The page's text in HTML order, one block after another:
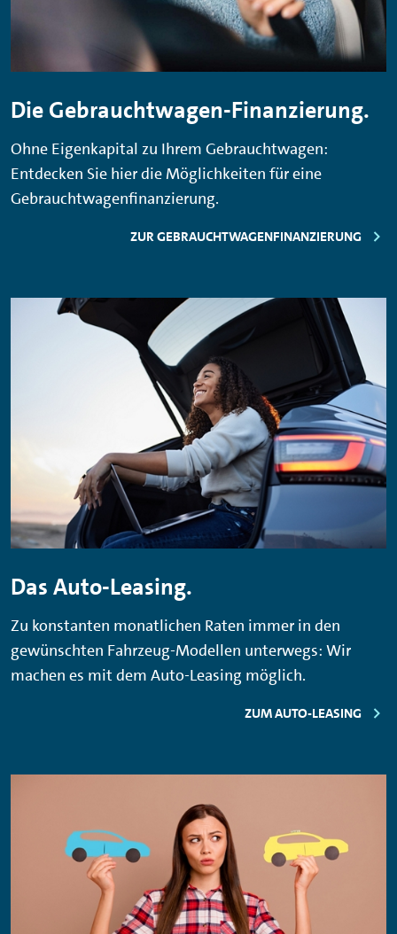
Die Gebrauchtwagen-Finanzierung.
Ohne Eigenkapital zu Ihrem Gebrauchtwagen:
Entdecken Sie hier die Möglichkeiten für eine
Gebrauchtwagenfinanzierung.
ZUR GEBRAUCHTWAGENFINANZIERUNG
Das Auto-Leasing.
Zu konstanten monatlichen Raten immer in den
gewünschten Fahrzeug-Modellen unterwegs: Wir
machen es mit dem Auto-Leasing möglich.
ZUM AUTO-LEASING